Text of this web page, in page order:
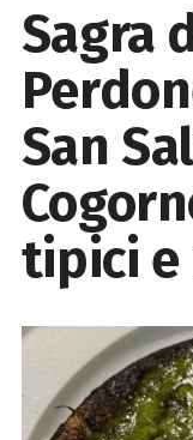
Sagra
San
tipici e